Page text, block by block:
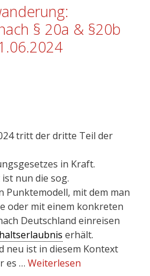
§ 20a & §20b
tritt der dritte Teil der
in Kraft.
nun die sog.
Punktemodell, mit dem man
oder mit einem konkreten
Deutschland einreisen
erhält.
neu ist in diesem Kontext
es … Weiterlesen